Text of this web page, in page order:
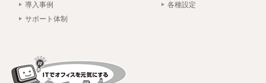
導入事例
サポート体制
各種設定